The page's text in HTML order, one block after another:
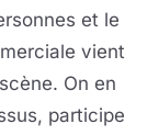
et le
vient
On en
participe